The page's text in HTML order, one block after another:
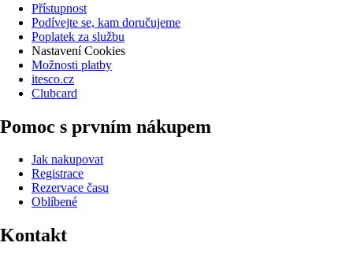
Přístupnost
Podívejte se, kam doručujeme
Poplatek za službu
Nastavení Cookies
Možnosti platby
itesco.cz
Clubcard
Pomoc s prvním nákupem
Jak nakupovat
Registrace
Rezervace času
Oblíbené
Kontakt